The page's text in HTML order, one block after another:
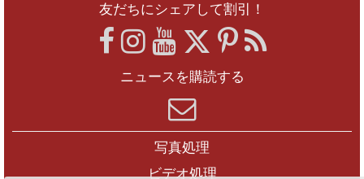
友だちにシェアして割引！
ニュースを購読する
写真処理
ビデオ処理